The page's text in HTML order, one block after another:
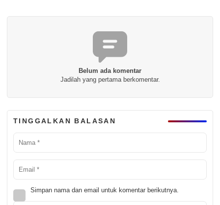
Belum ada komentar
Jadilah yang pertama berkomentar.
TINGGALKAN BALASAN
Simpan nama dan email untuk komentar berikutnya.